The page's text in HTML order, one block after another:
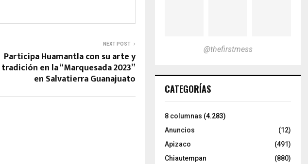
NEXT POST
Participa Huamantla con su arte y
tradición en la “Marquesada 2023”
en Salvatierra Guanajuato
@thefirstmess
CATEGORÍAS
8 columnas (4.283)
Anuncios
(12)
Apizaco
(491)
Chiautempan
(880)